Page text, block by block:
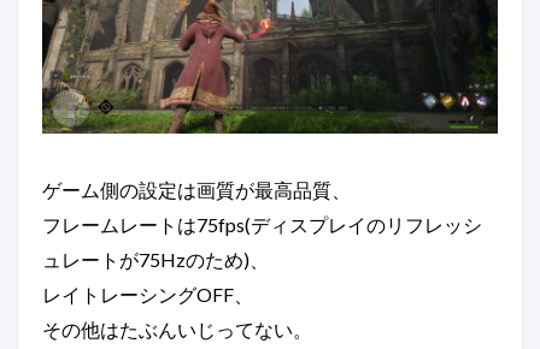
ゲーム側の設定は画質が最高品質、
フレームレートは75fps(ディスプレイのリフレッシ
ュレートが75Hzのため)、
レイトレーシングOFF、
その他はたぶんいじってない。